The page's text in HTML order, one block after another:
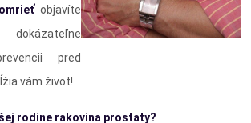
objavíte
pred
vám život!
rodine rakovina prostaty?